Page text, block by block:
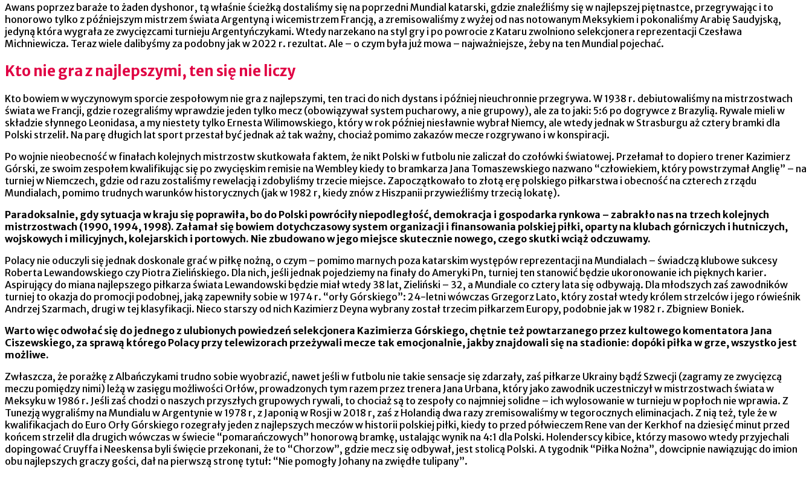
Awans poprzez baraże to żaden dyshonor, tą właśnie ścieżką dostaliśmy się na poprzedni Mundial katarski, gdzie znaleźliśmy się w najlepszej piętnastce, przegrywając i to
honorowo tylko z późniejszym mistrzem świata Argentyną i wicemistrzem Francją, a zremisowaliśmy z wyżej od nas notowanym Meksykiem i pokonaliśmy Arabię Saudyjską,
jedyną która wygrała ze zwycięzcami turnieju Argentyńczykami. Wtedy narzekano na styl gry i po powrocie z Kataru zwolniono selekcjonera reprezentacji Czesława
Michniewicza. Teraz wiele dalibyśmy za podobny jak w 2022 r. rezultat. Ale – o czym była już mowa – najważniejsze, żeby na ten Mundial pojechać.
Kto nie gra z najlepszymi, ten się nie liczy
Kto bowiem w wyczynowym sporcie zespołowym nie gra z najlepszymi, ten traci do nich dystans i później nieuchronnie przegrywa. W 1938 r. debiutowaliśmy na mistrzostwach
świata we Francji, gdzie rozegraliśmy wprawdzie jeden tylko mecz (obowiązywał system pucharowy, a nie grupowy), ale za to jaki: 5:6 po dogrywce z Brazylią. Rywale mieli w
składzie słynnego Leonidasa, a my niestety tylko Ernesta Wilimowskiego, który w rok później niesławnie wybrał Niemcy, ale wtedy jednak w Strasburgu aż cztery bramki dla
Polski strzelił. Na parę długich lat sport przestał być jednak aż tak ważny, chociaż pomimo zakazów mecze rozgrywano i w konspiracji.
Po wojnie nieobecność w finałach kolejnych mistrzostw skutkowała faktem, że nikt Polski w futbolu nie zaliczał do czołówki światowej. Przełamał to dopiero trener Kazimierz
Górski, ze swoim zespołem kwalifikując się po zwycięskim remisie na Wembley kiedy to bramkarza Jana Tomaszewskiego nazwano “człowiekiem, który powstrzymał Anglię” – na
turniej w Niemczech, gdzie od razu zostaliśmy rewelacją i zdobyliśmy trzecie miejsce. Zapoczątkowało to złotą erę polskiego piłkarstwa i obecność na czterech z rządu
Mundialach, pomimo trudnych warunków historycznych (jak w 1982 r, kiedy znów z Hiszpanii przywieźliśmy trzecią lokatę).
Paradoksalnie, gdy sytuacja w kraju się poprawiła, bo do Polski powróciły niepodległość, demokracja i gospodarka rynkowa – zabrakło nas na trzech kolejnych
mistrzostwach (1990, 1994, 1998). Załamał się bowiem dotychczasowy system organizacji i finansowania polskiej piłki, oparty na klubach górniczych i hutniczych,
wojskowych i milicyjnych, kolejarskich i portowych. Nie zbudowano w jego miejsce skutecznie nowego, czego skutki wciąż odczuwamy.
Polacy nie oduczyli się jednak doskonale grać w piłkę nożną, o czym – pomimo marnych poza katarskim występów reprezentacji na Mundialach – świadczą klubowe sukcesy
Roberta Lewandowskiego czy Piotra Zielińskiego. Dla nich, jeśli jednak pojedziemy na finały do Ameryki Pn, turniej ten stanowić będzie ukoronowanie ich pięknych karier.
Aspirujący do miana najlepszego piłkarza świata Lewandowski będzie miał wtedy 38 lat, Zieliński – 32, a Mundiale co cztery lata się odbywają. Dla młodszych zaś zawodników
turniej to okazja do promocji podobnej, jaką zapewniły sobie w 1974 r. “orły Górskiego”: 24-letni wówczas Grzegorz Lato, który został wtedy królem strzelców i jego rówieśnik
Andrzej Szarmach, drugi w tej klasyfikacji. Nieco starszy od nich Kazimierz Deyna wybrany został trzecim piłkarzem Europy, podobnie jak w 1982 r. Zbigniew Boniek.
Warto więc odwołać się do jednego z ulubionych powiedzeń selekcjonera Kazimierza Górskiego, chętnie też powtarzanego przez kultowego komentatora Jana
Ciszewskiego, za sprawą którego Polacy przy telewizorach przeżywali mecze tak emocjonalnie, jakby znajdowali się na stadionie: dopóki piłka w grze, wszystko jest
możliwe.
Zwłaszcza, że porażkę z Albańczykami trudno sobie wyobrazić, nawet jeśli w futbolu nie takie sensacje się zdarzały, zaś piłkarze Ukrainy bądź Szwecji (zagramy ze zwycięzcą
meczu pomiędzy nimi) leżą w zasięgu możliwości Orłów, prowadzonych tym razem przez trenera Jana Urbana, który jako zawodnik uczestniczył w mistrzostwach świata w
Meksyku w 1986 r. Jeśli zaś chodzi o naszych przyszłych grupowych rywali, to chociaż są to zespoły co najmniej solidne – ich wylosowanie w turnieju w popłoch nie wprawia. Z
Tunezją wygraliśmy na Mundialu w Argentynie w 1978 r, z Japonią w Rosji w 2018 r, zaś z Holandią dwa razy zremisowaliśmy w tegorocznych eliminacjach. Z nią też, tyle że w
kwalifikacjach do Euro Orły Górskiego rozegrały jeden z najlepszych meczów w historii polskiej piłki, kiedy to przed półwieczem Rene van der Kerkhof na dziesięć minut przed
końcem strzelił dla drugich wówczas w świecie “pomarańczowych” honorową bramkę, ustalając wynik na 4:1 dla Polski. Holenderscy kibice, którzy masowo wtedy przyjechali
dopingować Cruyffa i Neeskensa byli święcie przekonani, że to “Chorzow”, gdzie mecz się odbywał, jest stolicą Polski. A tygodnik “Piłka Nożna”, dowcipnie nawiązując do imion
obu najlepszych graczy gości, dał na pierwszą stronę tytuł: “Nie pomogły Johany na zwiędłe tulipany”.